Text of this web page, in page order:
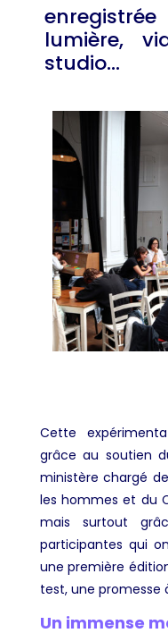
lumière,
studio…
Cette
grâce au soutien
ministère chargé
les hommes et du
mais surtout
participantes qui
une première
test, une promesse
Un immense